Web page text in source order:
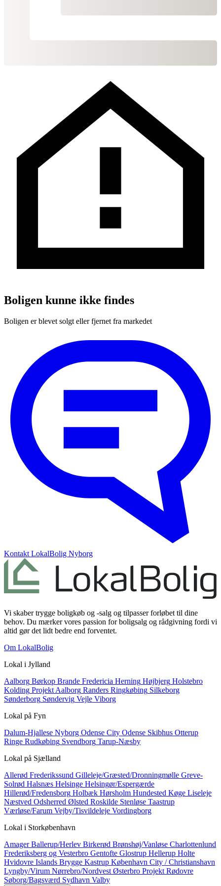
Boligen kunne ikke findes
Boligen er blevet solgt eller fjernet fra markedet
Kontakt LokalBolig Nyborg
Vi skaber trygge boligkøb og -salg og tilpasser forløbet til dine
behov. Du mærker vores passion for boligsalg og rådgivning fordi vi
altid gør det lidt bedre end forventet.
Om LokalBolig
Lokal i Jylland
Aalborg Børkop Brande Fredericia Herning Højbjerg Holstebro
Kolding Projekt Aalborg Randers Ringkøbing Silkeborg
Sønderborg Søndervig Vejle Viborg
Lokal på Fyn
Dalum-Hjallese Nyborg Odense City Odense Skibhus Otterup
Ringe Rudkøbing Svendborg Tarup-Næsby
Lokal på Sjælland
Allerød Frederikssund Gilleleje/Græsted/Dronningmølle Greve-
Solrød Halsnæs Helsinge Helsingør/Espergærde
Hillerød/Fredensborg Holbæk Hørsholm Hundested Køge Liseleje
Næstved Odsherred Ølsted Roskilde Stenløse Taastrup
Værløse/Farum Vejby/Tisvildeleje Vordingborg
Lokal i Storkøbenhavn
AmagerBallerup/Herlev Birkerød Brønshøj/Vanløse Charlottenlund
Frederiksberg og Vesterbro Gentofte Glostrup Hellerup Holte
Hvidovre Islands Brygge Kastrup København City / Christianshavn
Lyngby/Virum Nørrebro/Nordvest Østerbro Projekt Rødovre
Søborg/Bagsværd Sydhavn Valby